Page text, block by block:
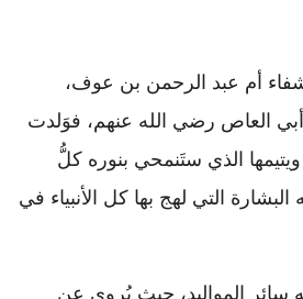
أم عبد الرحمن بن عوف،
العاص رضي الله عنهم، فوَلدت
الذي ستَنمحي بنوره كلُّ
التي لهج بها كل الأنبياء في
سائر المواليد، حيث يُروى عن